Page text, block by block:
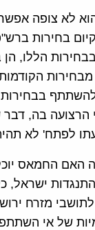
לא צופה
בחירות
הללו,
בה, דבר
לפתח' לא
האם החמאס
ישראל,
מזרח
של אי